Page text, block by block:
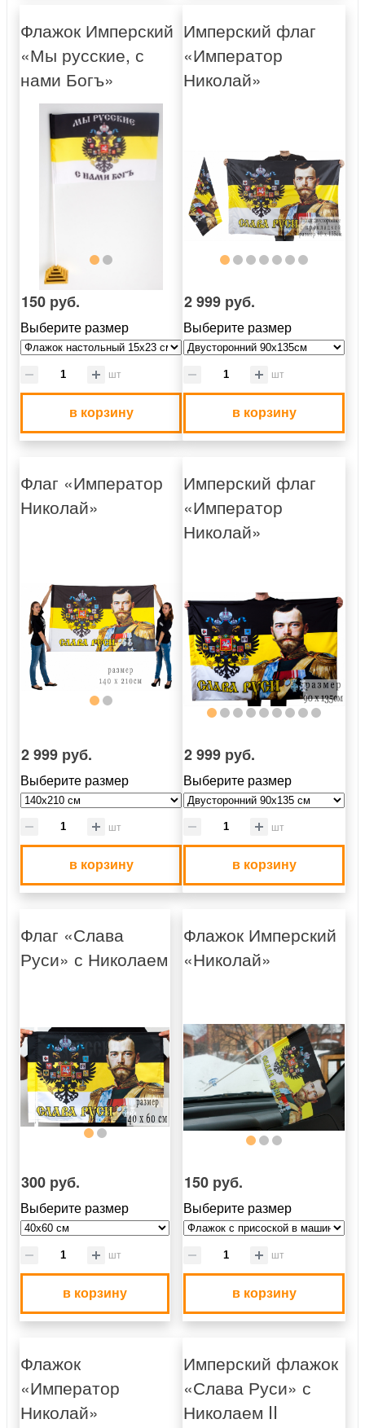
Флажок Имперский
«Мы русские, с
нами Богъ»
150 руб.
Выберите размер
шт
в корзину
Имперский флаг
«Император
Николай»
2 999 руб.
Выберите размер
шт
в корзину
Флаг «Император
Николай»
2 999 руб.
Выберите размер
шт
в корзину
Имперский флаг
«Император
Николай»
2 999 руб.
Выберите размер
шт
в корзину
Флаг «Слава
Руси» с Николаем
300 руб.
Выберите размер
шт
в корзину
Флажок Имперский
«Николай»
150 руб.
Выберите размер
шт
в корзину
Флажок
«Император
Николай»
Имперский флажок
«Слава Руси» с
Николаем II